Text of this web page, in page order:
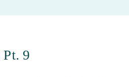
Pt. 9